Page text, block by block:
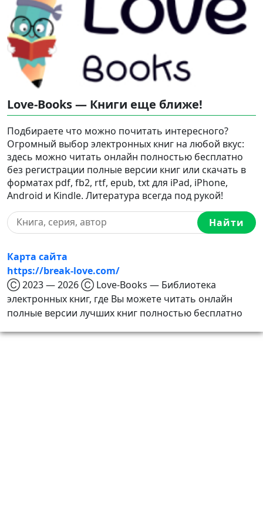
Love-Books — Книги еще ближе!
Подбираете что можно почитать интересного?
Огромный выбор электронных книг на любой вкус:
здесь можно читать онлайн полностью бесплатно
без регистрации полные версии книг или скачать в
форматах pdf, fb2, rtf, epub, txt для iPad, iPhone,
Android и Kindle. Литература всегда под рукой!
Найти
Карта сайта
https://break-love.com/
Ⓒ 2023 — 2026 Ⓒ Love-Books — Библиотека
электронных книг, где Вы можете читать онлайн
полные версии лучших книг полностью бесплатно